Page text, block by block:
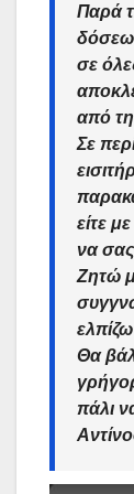
Παρά
σε
από
Σε
είτε
να
Ζητώ
Θα
πάλι